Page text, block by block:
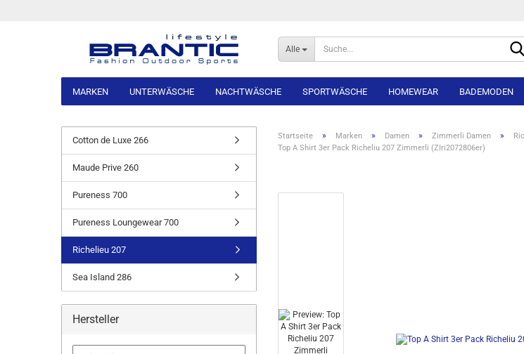
Alle
MARKEN UNTERWÄSCHE NACHTWÄSCHE SPORTWÄSCHE HOMEWEAR BADEMODEN
Startseite » Marken » Damen » Zimmerli Damen »
Top A Shirt 3er Pack Richeliu 207 Zimmerli (ZIri2072806er)
Cotton de Luxe 266
Maude Prive 260
Pureness 700
Pureness Loungewear 700
Richelieu 207
Sea Island 286
Hersteller